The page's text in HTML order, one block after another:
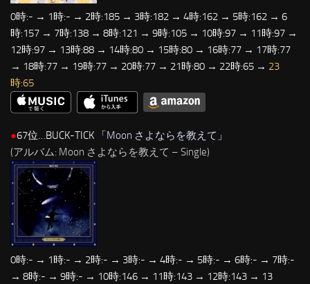
0時:- → 1時:- → 2時:185 → 3時:182 → 4時:162 → 5時:162 → 6
時:157 → 7時:138 → 8時:121 → 9時:105 → 10時:97 → 11時:97 →
12時:97 → 13時:88 → 14時:80 → 15時:80 → 16時:77 → 17時:77
→ 18時:77 → 19時:77 → 20時:77 → 21時:80 → 22時:65 → 23
時:65
●67位…BUCK-TICK 「 Moon さよならを教えて 」
(アルバム: Moon さよならを教えて – Single)
0時:- → 1時:- → 2時:- → 3時:- → 4時:- → 5時:- → 6時:- → 7時:-
→ 8時:- → 9時:- → 10時:146 → 11時:143 → 12時:143 → 13